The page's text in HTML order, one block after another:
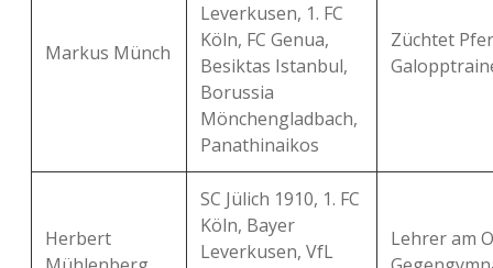
Markus Münch
Leverkusen, 1. FC
Köln, FC Genua,
Besiktas Istanbul,
Borussia
Mönchengladbach,
Panathinaikos
Züchtet
Herbert
SC Jülich 1910, 1. FC
Köln, Bayer
Leverkusen, VfL
Lehrer am